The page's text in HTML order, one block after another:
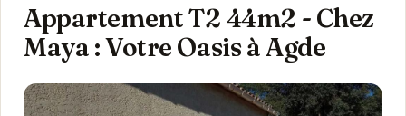
Appartement T2 44m2 - Chez
Maya : Votre Oasis à Agde